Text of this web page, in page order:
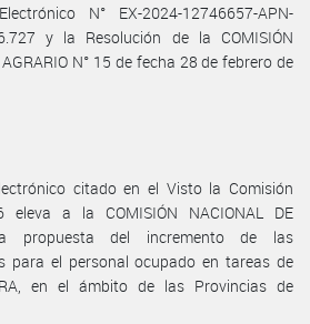
N° EX-2024-12746657-APN-
y la Resolución de la COMISIÓN
N° 15 de fecha 28 de febrero de
citado en el Visto la Comisión
eleva a la COMISIÓN NACIONAL DE
la propuesta del incremento de las
para el personal ocupado en tareas de
en el ámbito de las Provincias de